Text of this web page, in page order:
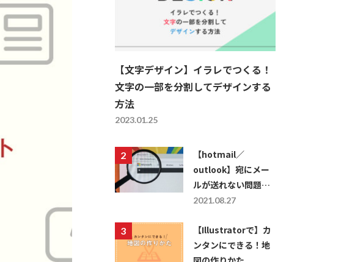
【文字デザイン】イラレでつくる！
文字の一部を分割してデザインする
方法
2023.01.25
【hotmail／
outlook】宛にメー
ルが送れない問題を
解決する方法
2021.08.27
【Illustratorで】カ
ンタンにできる！地